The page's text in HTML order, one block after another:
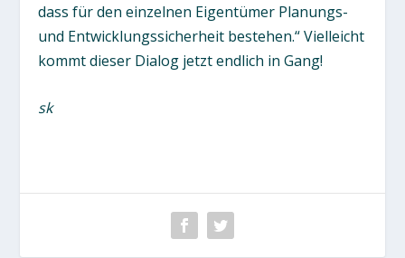
dass für den einzelnen Eigentümer Planungs-
und Entwicklungssicherheit bestehen.“ Vielleicht
kommt dieser Dialog jetzt endlich in Gang!
sk